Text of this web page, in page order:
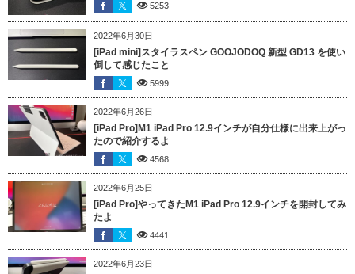
5253
2022年6月30日
[iPad mini]スタイラスペン GOOJODOQ 新型 GD13 を使い
倒して感じたこと
5999
2022年6月26日
[iPad Pro]M1 iPad Pro 12.9インチが自分仕様に出来上がっ
たので紹介するよ
4568
2022年6月25日
[iPad Pro]やってきたM1 iPad Pro 12.9インチを開封してみ
たよ
4441
2022年6月23日